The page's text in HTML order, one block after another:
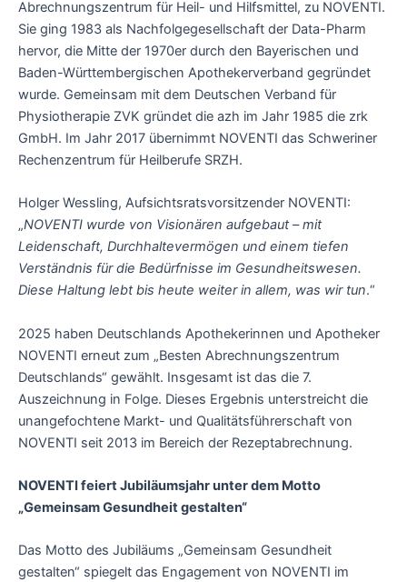
Abrechnungszentrum für Heil- und Hilfsmittel, zu NOVENTI.
Sie ging 1983 als Nachfolgegesellschaft der Data-Pharm
hervor, die Mitte der 1970er durch den Bayerischen und
Baden-Württembergischen Apothekerverband gegründet
wurde. Gemeinsam mit dem Deutschen Verband für
Physiotherapie ZVK gründet die azh im Jahr 1985 die zrk
GmbH. Im Jahr 2017 übernimmt NOVENTI das Schweriner
Rechenzentrum für Heilberufe SRZH.
Holger Wessling, Aufsichtsratsvorsitzender NOVENTI:
„NOVENTI wurde von Visionären aufgebaut – mit
Leidenschaft, Durchhaltevermögen und einem tiefen
Verständnis für die Bedürfnisse im Gesundheitswesen.
Diese Haltung lebt bis heute weiter in allem, was wir tun.“
2025 haben Deutschlands Apothekerinnen und Apotheker
NOVENTI erneut zum „Besten Abrechnungszentrum
Deutschlands“ gewählt. Insgesamt ist das die 7.
Auszeichnung in Folge. Dieses Ergebnis unterstreicht die
unangefochtene Markt- und Qualitätsführerschaft von
NOVENTI seit 2013 im Bereich der Rezeptabrechnung.
NOVENTI feiert Jubiläumsjahr unter dem Motto
„Gemeinsam Gesundheit gestalten“
Das Motto des Jubiläums „Gemeinsam Gesundheit
gestalten“ spiegelt das Engagement von NOVENTI im